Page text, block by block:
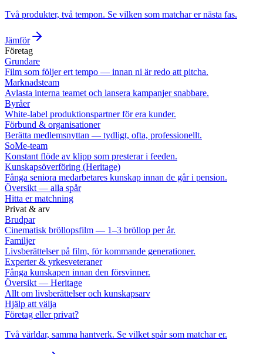
Två produkter, två tempon. Se vilken som matchar er nästa fas.
Jämför
Företag
Grundare
Film som följer ert tempo — innan ni är redo att pitcha.
Marknadsteam
Avlasta interna teamet och lansera kampanjer snabbare.
Byråer
White-label produktionspartner för era kunder.
Förbund & organisationer
Berätta medlemsnyttan — tydligt, ofta, professionellt.
SoMe-team
Konstant flöde av klipp som presterar i feeden.
Kunskapsöverföring (Heritage)
Fånga seniora medarbetares kunskap innan de går i pension.
Översikt — alla spår
Hitta er matchning
Privat & arv
Brudpar
Cinematisk bröllopsfilm — 1–3 bröllop per år.
Familjer
Livsberättelser på film, för kommande generationer.
Experter & yrkesveteraner
Fånga kunskapen innan den försvinner.
Översikt — Heritage
Allt om livsberättelser och kunskapsarv
Hjälp att välja
Företag eller privat?
Två världar, samma hantverk. Se vilket spår som matchar er.